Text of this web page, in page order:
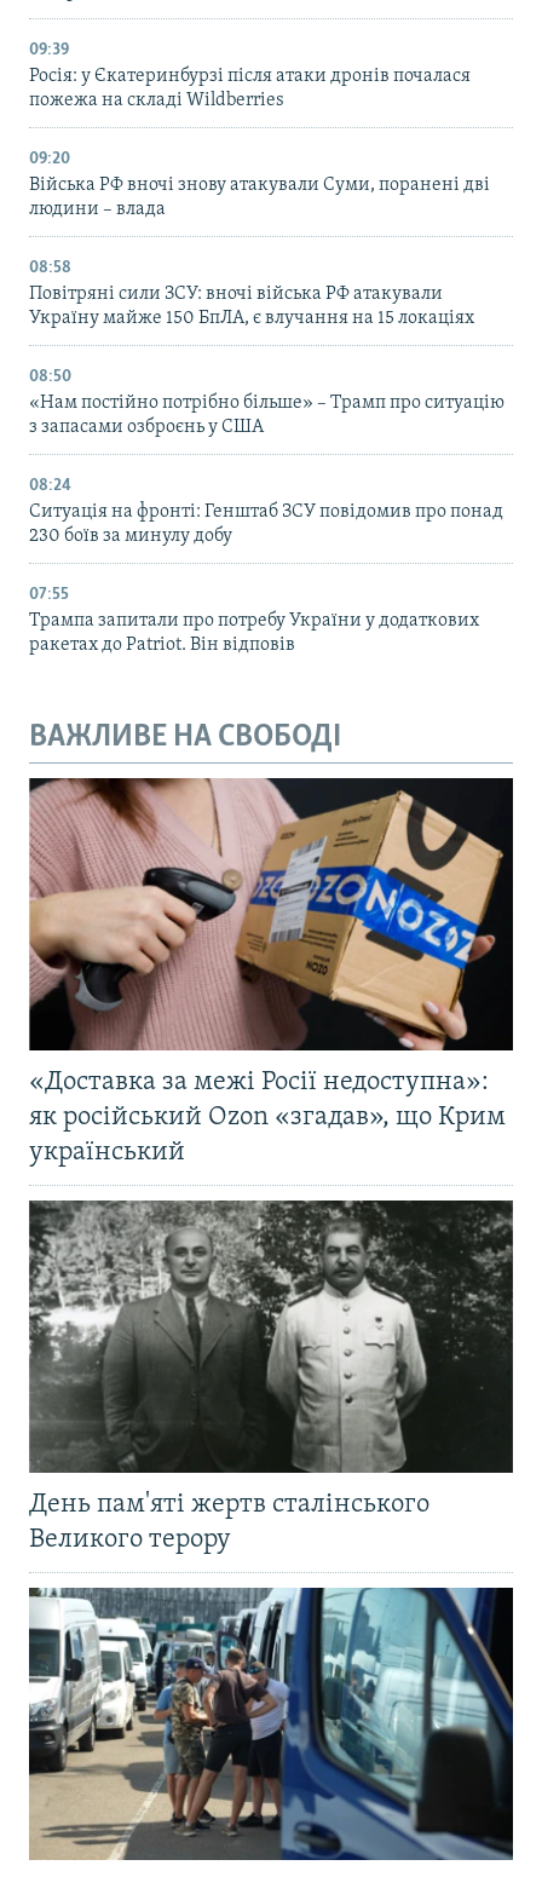
09:39
Росія: у Єкатеринбурзі після атаки дронів почалася
пожежа на складі Wildberries
09:20
Війська РФ вночі знову атакували Суми, поранені дві
людини – влада
08:58
Повітряні сили ЗСУ: вночі війська РФ атакували
Україну майже 150 БпЛА, є влучання на 15 локаціях
08:50
«Нам постійно потрібно більше» – Трамп про ситуацію
з запасами озброєнь у США
08:24
Ситуація на фронті: Генштаб ЗСУ повідомив про понад
230 боїв за минулу добу
07:55
Трампа запитали про потребу України у додаткових
ракетах до Patriot. Він відповів
ВАЖЛИВЕ НА СВОБОДІ
«Доставка за межі Росії недоступна»:
як російський Ozon «згадав», що Крим
український
День пам'яті жертв сталінського
Великого терору